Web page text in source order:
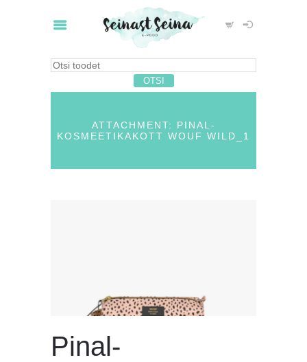
ATTACHMENT: PINAL-
KOSMEETIKAKOTT WOUF WILD_1
Pinal-